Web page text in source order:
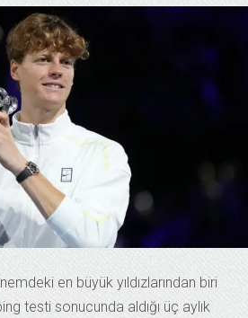
en büyük yıldızlarından biri
testi sonucunda aldığı üç aylık